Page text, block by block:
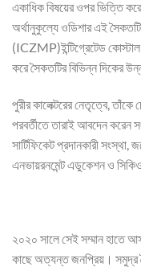
একাধিক বিষয়ের ওপর ভিত্তি
অর্থানুকুল্যে ওডিশার এই
(ICZMP)ইন্টিগ্রেটেড কোস্টাল
করে সৈকতটির বিভিন্ন দিকের
পুরীর কালেক্টরের নেতৃত্বে, তাঁকে
পরবর্তীতে তারাই আবদেন করেন
সার্টিফিকেট প্রদানকারী সংস্থা,
এনভায়রনমেন্ট এডুকেশন ও
২০২০ সালে সেই সম্মান হাতে
কাছে অত্যন্ত জনপ্রিয়। সমুদ্র